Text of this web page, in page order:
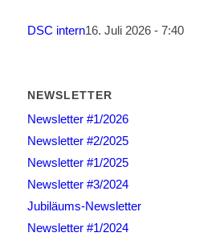
DSC intern16. Juli 2026 - 7:40
NEWSLETTER
Newsletter #1/2026
Newsletter #2/2025
Newsletter #1/2025
Newsletter #3/2024
Jubiläums-Newsletter
Newsletter #1/2024